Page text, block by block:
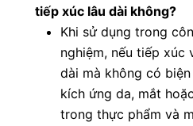
tiếp xúc lâu dài không?
Khi sử dụng trong
nghiệm, nếu tiếp xúc
dài mà không có
kích ứng da, mắt
trong thực phẩm và